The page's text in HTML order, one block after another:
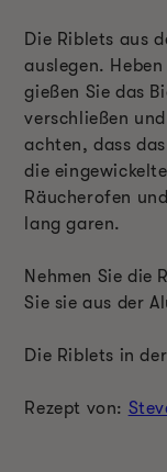
Die Riblets aus
auslegen.
gießen Sie das
verschließen
achten, dass
die
Räucherofen
lang garen.
Nehmen Sie die
Sie sie aus der
Die Riblets in
Rezept von: